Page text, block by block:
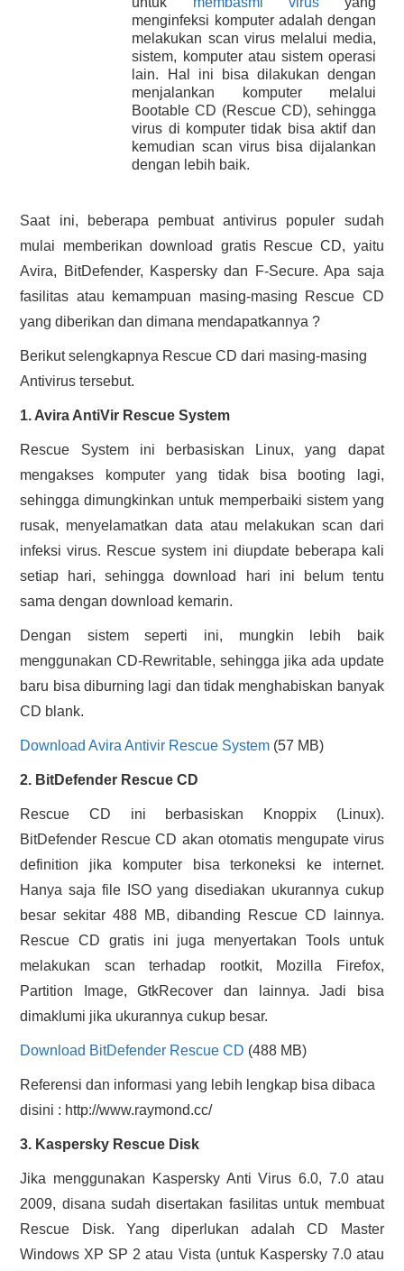
HASIL PENCARIANmenginfeksi komputer adalah dengan
melakukan scan virus melalui media,
sistem, komputer atau sistem operasi
lain. Hal ini bisa dilakukan dengan
menjalankan komputer melalui
Bootable CD (Rescue CD), sehingga
virus di komputer tidak bisa aktif dan
kemudian scan virus bisa dijalankan
dengan lebih baik.
Saat ini, beberapa pembuat antivirus populer sudah
mulai memberikan download gratis Rescue CD, yaitu
Avira, BitDefender, Kaspersky dan F-Secure. Apa saja
fasilitas atau kemampuan masing-masing Rescue CD
yang diberikan dan dimana mendapatkannya ?
Berikut selengkapnya Rescue CD dari masing-masing
Antivirus tersebut.
1. Avira AntiVir Rescue System
Rescue System ini berbasiskan Linux, yang dapat
mengakses komputer yang tidak bisa booting lagi,
sehingga dimungkinkan untuk memperbaiki sistem yang
rusak, menyelamatkan data atau melakukan scan dari
infeksi virus. Rescue system ini diupdate beberapa kali
setiap hari, sehingga download hari ini belum tentu
sama dengan download kemarin.
Dengan sistem seperti ini, mungkin lebih baik
menggunakan CD-Rewritable, sehingga jika ada update
baru bisa diburning lagi dan tidak menghabiskan banyak
CD blank.
Download Avira Antivir Rescue System (57 MB)
2. BitDefender Rescue CD
Rescue CD ini berbasiskan Knoppix (Linux).
BitDefender Rescue CD akan otomatis mengupate virus
definition jika komputer bisa terkoneksi ke internet.
Hanya saja file ISO yang disediakan ukurannya cukup
besar sekitar 488 MB, dibanding Rescue CD lainnya.
Rescue CD gratis ini juga menyertakan Tools untuk
melakukan scan terhadap rootkit, Mozilla Firefox,
Partition Image, GtkRecover dan lainnya. Jadi bisa
dimaklumi jika ukurannya cukup besar.
Download BitDefender Rescue CD (488 MB)
Referensi dan informasi yang lebih lengkap bisa dibaca
disini : http://www.raymond.cc/
3. Kaspersky Rescue Disk
Jika menggunakan Kaspersky Anti Virus 6.0, 7.0 atau
2009, disana sudah disertakan fasilitas untuk membuat
Rescue Disk. Yang diperlukan adalah CD Master
Windows XP SP 2 atau Vista (untuk Kaspersky 7.0 atau